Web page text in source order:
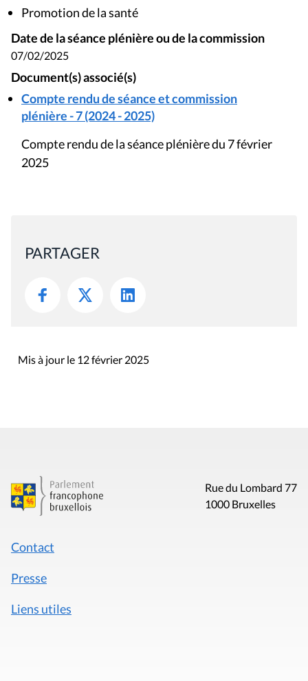
Promotion de la santé
Date de la séance plénière ou de la commission
07/02/2025
Document(s) associé(s)
Compte rendu de séance et commission
plénière - 7 (2024 - 2025)
Compte rendu de la séance plénière du 7 février
2025
PARTAGER
Mis à jour le 12 février 2025
Rue du Lombard 77
1000 Bruxelles
Contact
Presse
Liens utiles